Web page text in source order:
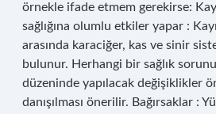
örnekle ifade etmem gerekirse:
sağlığına olumlu etkiler yapar :
arasında karaciğer, kas ve sinir
bulunur. Herhangi bir sağlık
düzeninde yapılacak değişiklikler
danışılması önerilir. Bağırsaklar :